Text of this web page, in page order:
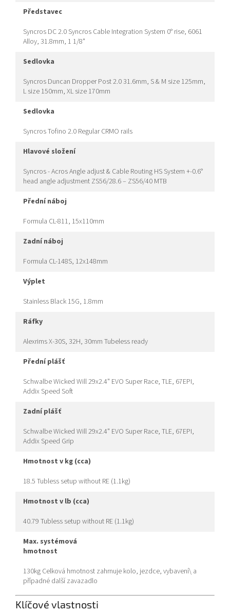
představec
Syncros DC 2.0 Syncros Cable Integration System 0° rise, 6061
Alloy, 31.8mm, 1 1/8"
sedlovka
Syncros Duncan Dropper Post 2.0 31.6mm, S & M size 125mm,
L size 150mm, XL size 170mm
sedlovka
Syncros Tofino 2.0 Regular CRMO rails
hlavové složení
Syncros - Acros Angle adjust & Cable Routing HS System +-0.6°
head angle adjustment ZS56/28.6 – ZS56/40 MTB
přední náboj
Formula CL-811, 15x110mm
zadní náboj
Formula CL-148S, 12x148mm
výplet
Stainless Black 15G, 1.8mm
ráfky
Alexrims X-30S, 32H, 30mm Tubeless ready
přední plášť
Schwalbe Wicked Will 29x2.4" EVO Super Race, TLE, 67EPI,
Addix Speed Soft
zadní plášť
Schwalbe Wicked Will 29x2.4" EVO Super Race, TLE, 67EPI,
Addix Speed Grip
hmotnost v kg (cca)
18.5 Tubless setup without RE (1.1kg)
hmotnost v lb (cca)
40.79 Tubless setup without RE (1.1kg)
max. systémová
hmotnost
130kg Celková hmotnost zahrnuje kolo, jezdce, vybavení\ a
případné další zavazadlo
Klíčové vlastnosti